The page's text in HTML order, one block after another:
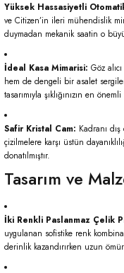
Yüksek Hassasiyetli
ve Citizen’in ileri mühendislik
duymadan mekanik saatin o
İdeal Kasa Mimarisi: Göz
hem de dengeli bir asalet
tasarımıyla şıklığınızın en
Safir Kristal Cam: Kadranı
çizilmelere karşı üstün
donatılmıştır.
Tasarım ve
İki Renkli Paslanmaz Çelik
uygulanan sofistike renk
derinlik kazandırırken uzun